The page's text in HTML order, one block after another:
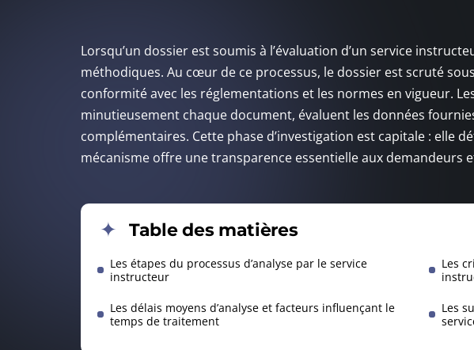
Lorsqu’un dossier est soumis à l’évaluation d’un service
méthodiques. Au cœur de ce processus, le dossier est scruté
conformité avec les réglementations et les normes en vigueur.
minutieusement chaque document, évaluent les données
complémentaires. Cette phase d’investigation est capitale : elle
mécanisme offre une transparence essentielle aux demandeurs
Table des matières
Les étapes du processus d’analyse par le service
instructeur
Les
Les délais moyens d’analyse et facteurs influençant le
temps de traitement
Les